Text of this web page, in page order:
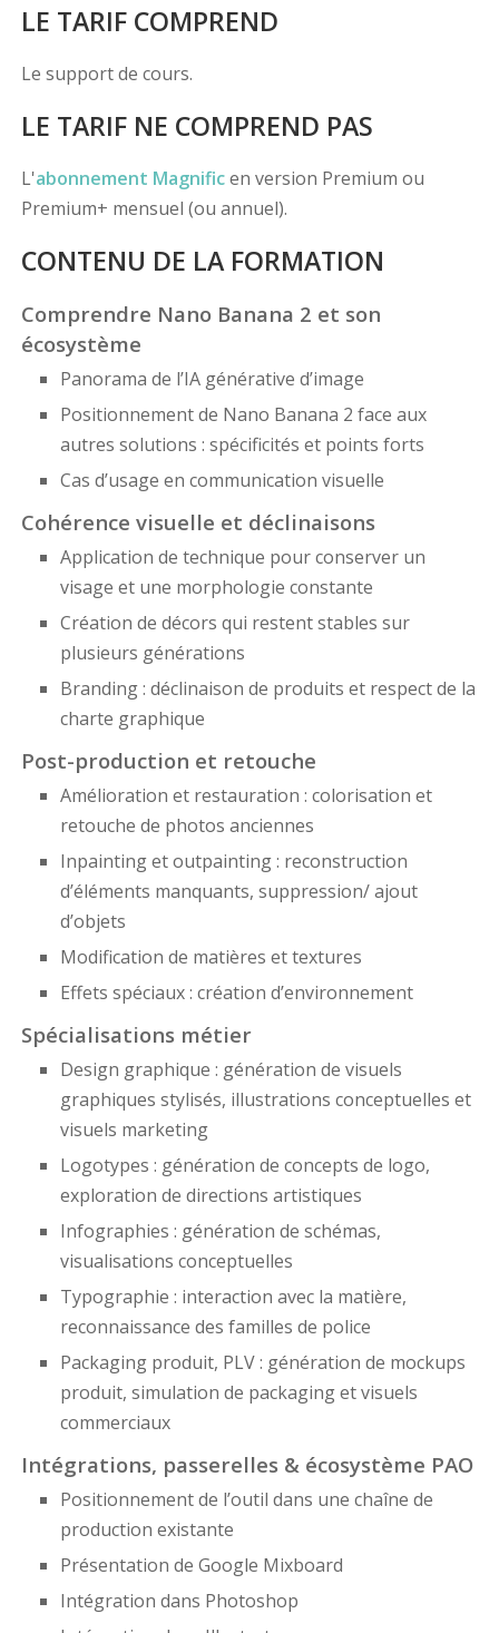
LE TARIF COMPREND
Le support de cours.
LE TARIF NE COMPREND PAS
L'abonnement Magnificen version Premium ou
Premium+ mensuel (ou annuel).
CONTENU DE LA FORMATION
Comprendre Nano Banana 2 et son
écosystème
Panorama de l’IA générative d’image
Positionnement de Nano Banana 2 face aux
autres solutions : spécificités et points forts
Cas d’usage en communication visuelle
Cohérence visuelle et déclinaisons
Application de technique pour conserver un
visage et une morphologie constante
Création de décors qui restent stables sur
plusieurs générations
Branding : déclinaison de produits et respect de la
charte graphique
Post-production et retouche
Amélioration et restauration : colorisation et
retouche de photos anciennes
Inpainting et outpainting : reconstruction
d’éléments manquants, suppression/ ajout
d’objets
Modification de matières et textures
Effets spéciaux : création d’environnement
Spécialisations métier
Design graphique : génération de visuels
graphiques stylisés, illustrations conceptuelles et
visuels marketing
Logotypes : génération de concepts de logo,
exploration de directions artistiques
Infographies : génération de schémas,
visualisations conceptuelles
Typographie : interaction avec la matière,
reconnaissance des familles de police
Packaging produit, PLV : génération de mockups
produit, simulation de packaging et visuels
commerciaux
Intégrations, passerelles & écosystème PAO
Positionnement de l’outil dans une chaîne de
production existante
Présentation de Google Mixboard
Intégration dans Photoshop